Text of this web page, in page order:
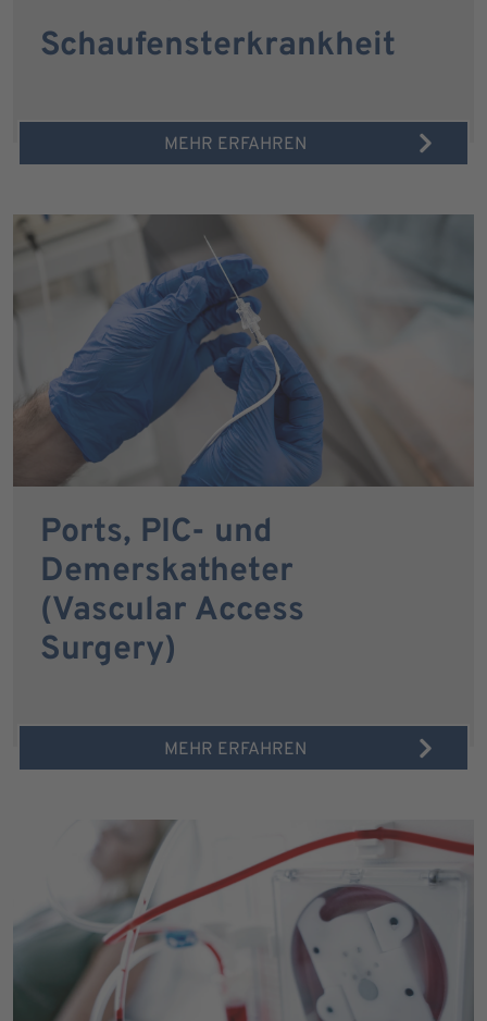
Schaufensterkrankheit
MEHR ERFAHREN
Ports, PIC- und
Demerskatheter
(Vascular Access
Surgery)
MEHR ERFAHREN